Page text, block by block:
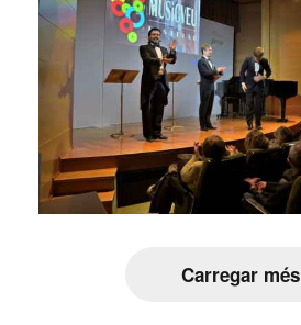
Carregar més